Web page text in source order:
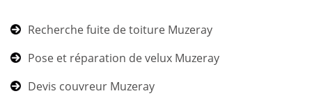
Recherche fuite de toiture Muzeray
Pose et réparation de velux Muzeray
Devis couvreur Muzeray